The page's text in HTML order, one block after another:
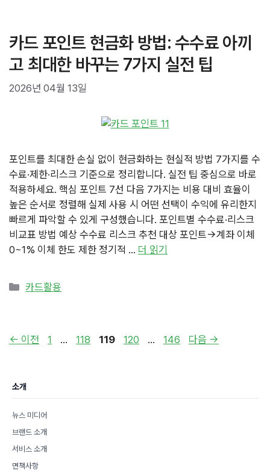
카드 포인트 현금화 방법: 수수료 아끼
고 최대한 바꾸는 7가지 실전 팁
2026년 04월 13일
포인트를 최대한 손실 없이 현금화하는 현실적 방법 7가지를 수
수료·제한·리스크 기준으로 정리합니다. 실전 팁 중심으로 바로
적용하세요. 핵심 포인트 7선 다음 7가지는 비용 대비 효율이
높은 순서로 정렬해 실제 사용 시 어떤 선택이 수익에 유리한지
빠르게 파악할 수 있게 구성했습니다. 포인트별 수수료·리스크
비교표 방법 예상 수수료 리스크 추천 대상 포인트→계좌 이체
0~1% 이체 한도 제한 정기적 … 더 읽기
카
카드활용
← 이전
페
1 …
페
118
페
119
페
120 …
페
146 다음 →
소개
뉴스 미디어
브랜드 소개
서비스 소개
면책사항